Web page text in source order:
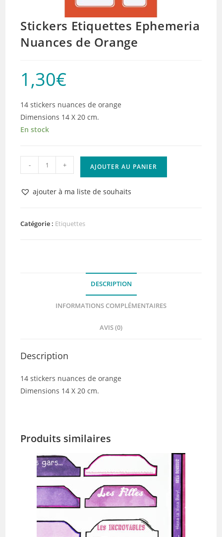
Stickers Etiquettes Ephemeria
Nuances de Orange
1,30€
14 stickers nuances de orange
Dimensions 14 X 20 cm.
En stock
quantité
de
Stickers
Etiquettes
Nuances
- + AJOUTER AU PANIER
ajouter à ma liste de souhaits
Catégorie : Etiquettes
DESCRIPTION
INFORMATIONS COMPLÉMENTAIRES
AVIS (0)
Description
14 stickers nuances de orange
Dimensions 14 X 20 cm.
Produits similaires